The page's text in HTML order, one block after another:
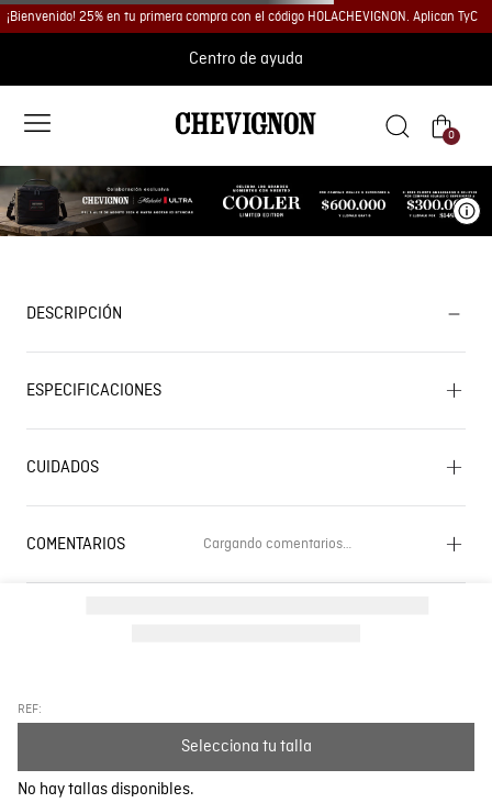
¡Bienvenido! 25% en tu primera compra con el código HOLACHEVIGNON. Aplican TyC
Centro de ayuda
0
REF:
Selecciona tu talla
No hay tallas disponibles.
DESCRIPCIÓN
ESPECIFICACIONES
CUIDADOS
COMENTARIOS Cargando comentarios…
Cargando el resumen…